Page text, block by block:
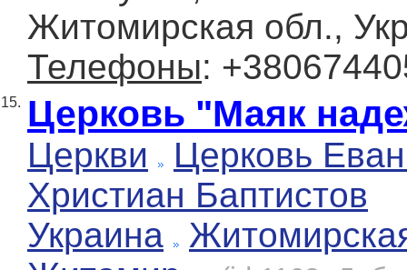
Житомирская обл.,
Телефоны:
15. Церковь "Маяк
Церкви
Церковь
Христиан Баптистов
Украина